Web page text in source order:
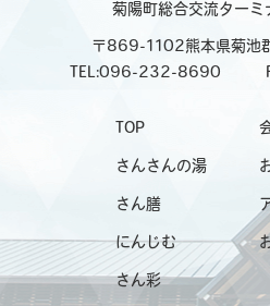
菊陽町総合交流ターミ
〒869-1102熊本県菊池
TEL:096-232-8690
TOP
さんさんの湯
さん膳
にんじむ
さん彩